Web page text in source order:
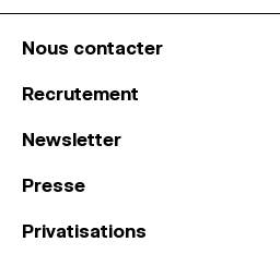
Nous contacter
Recrutement
Newsletter
Presse
Privatisations